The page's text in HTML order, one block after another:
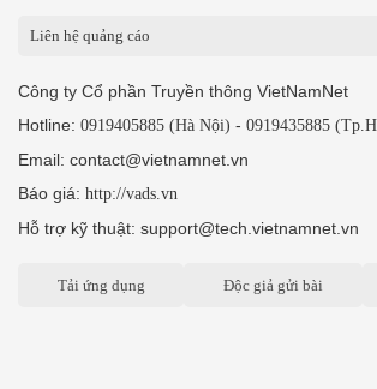
Liên hệ quảng cáo
Công ty Cổ phần Truyền thông VietNamNet
Hotline: 0919405885 (Hà Nội) - 0919435885
Email: contact@vietnamnet.vn
Báo giá: http://vads.vn
Hỗ trợ kỹ thuật: support@tech.vietnamnet.vn
Tải ứng dụng Độc giả gửi bài